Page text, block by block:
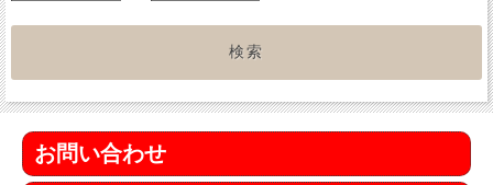
お問い合わせ